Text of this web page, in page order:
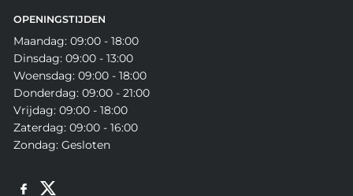
OPENINGSTIJDEN
Maandag: 09:00 - 18:00
Dinsdag: 09:00 - 13:00
Woensdag: 09:00 - 18:00
Donderdag: 09:00 - 21:00
Vrijdag: 09:00 - 18:00
Zaterdag: 09:00 - 16:00
Zondag: Gesloten